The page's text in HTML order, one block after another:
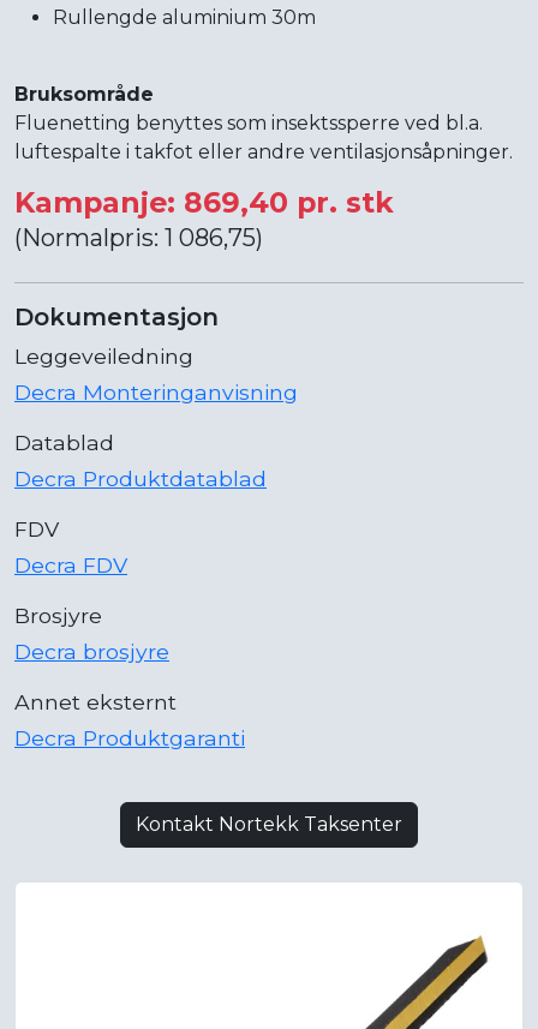
Rullengde aluminium 30m
Bruksområde
Fluenetting benyttes som insektssperre ved bl.a.
luftespalte i takfot eller andre ventilasjonsåpninger.
Kampanje: 869,40 pr. stk
(Normalpris: 1 086,75)
Dokumentasjon
Leggeveiledning
Decra Monteringanvisning
Datablad
Decra Produktdatablad
FDV
Decra FDV
Brosjyre
Decra brosjyre
Annet eksternt
Decra Produktgaranti
Kontakt Nortekk Taksenter